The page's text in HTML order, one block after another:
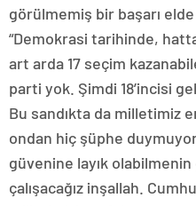
görülmemiş bir başarı
“Demokrasi tarihinde,
art arda 17 seçim
parti yok. Şimdi 18’incisi
Bu sandıkta da milletimiz
ondan hiç şüphe
güvenine layık
çalışacağız inşallah.